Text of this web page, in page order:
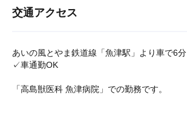
交通アクセス
あいの風とやま鉄道線「魚津駅」より車で6分
✓車通勤OK
「高島獣医科 魚津病院」での勤務です。